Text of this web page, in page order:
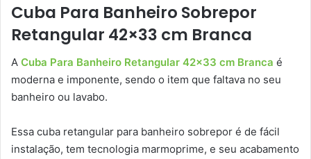
Cuba Para Banheiro Sobrepor
Retangular 42×33 cm Branca
A Cuba Para Banheiro Retangular 42×33 cm Branca é
moderna e imponente, sendo o item que faltava no seu
banheiro ou lavabo.
Essa cuba retangular para banheiro sobrepor é de fácil
instalação, tem tecnologia marmoprime, e seu acabamento